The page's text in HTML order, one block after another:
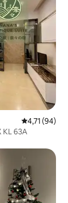
Prosječna
4,71 (94)
KL 63A